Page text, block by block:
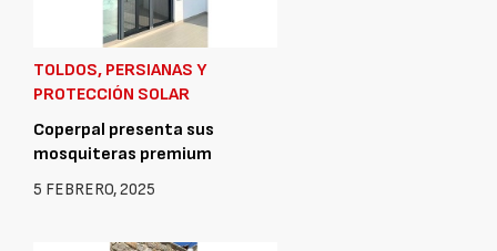
TOLDOS, PERSIANAS Y
PROTECCIÓN SOLAR
Coperpal presenta sus
mosquiteras premium
5 FEBRERO, 2025